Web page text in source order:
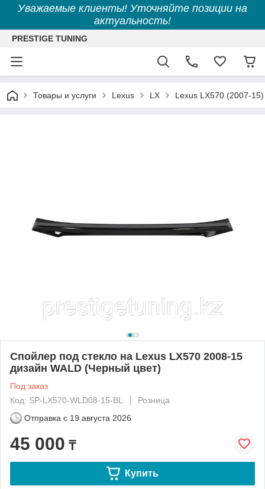
Уважаемые клиенты! Уточняйте позиции на
актуальность!
PRESTIGE TUNING
Товары и услуги Lexus LX Lexus LX570 (2007-
Спойлер под стекло на Lexus LX570 2008-15
дизайн WALD (Черный цвет)
Под заказ
Код: SP-LX570-WLD08-15-BL
Розница
Отправка с 19 августа 2026
45 000 ₸
Купить